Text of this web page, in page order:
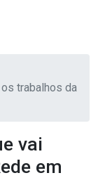
trabalhos da
vai
em